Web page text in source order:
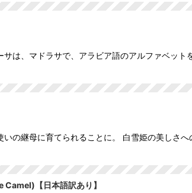
は、マドラサで、アラビア語のアルファベット
の継母に育てられることに。 白雪姫の美しさ
【日本語訳あり】